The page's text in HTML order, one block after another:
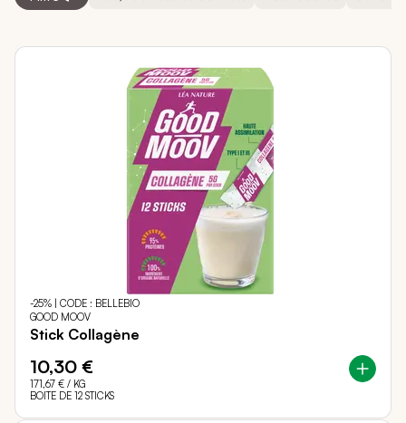
-25% | CODE : BELLEBIO
GOOD MOOV
Stick Collagène
10,30 €
171,67 € / KG
BOITE DE 12 STICKS